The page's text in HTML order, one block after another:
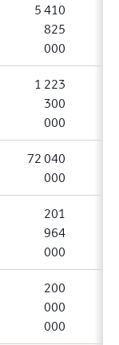
5 410
825
000
1 223
300
000
72 040
000
201
964
000
200
000
000